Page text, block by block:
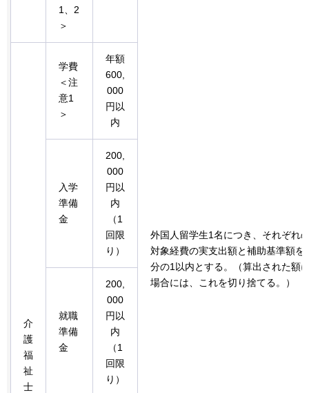
外国人留学生1名につき、それぞれ
対象経費の実支出額と補助基準額
分の1以内とする。（算出された額
場合には、これを切り捨てる。）
1、2
＞
介
護
福
祉
士
学費
＜注
意1
＞
年額
600,
000
円以
内
入学
準備
金
200,
000
円以
内
（1
回限
り）
就職
準備
金
200,
000
円以
内
（1
回限
り）